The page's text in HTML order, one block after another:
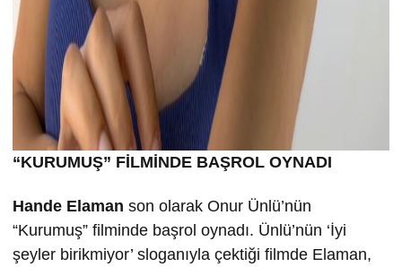
“KURUMUŞ” FİLMİNDE BAŞROL OYNADI
Hande Elaman son olarak Onur Ünlü’nün
“Kurumuş” filminde başrol oynadı. Ünlü’nün ‘İyi
şeyler birikmiyor’ sloganıyla çektiği filmde Elaman,